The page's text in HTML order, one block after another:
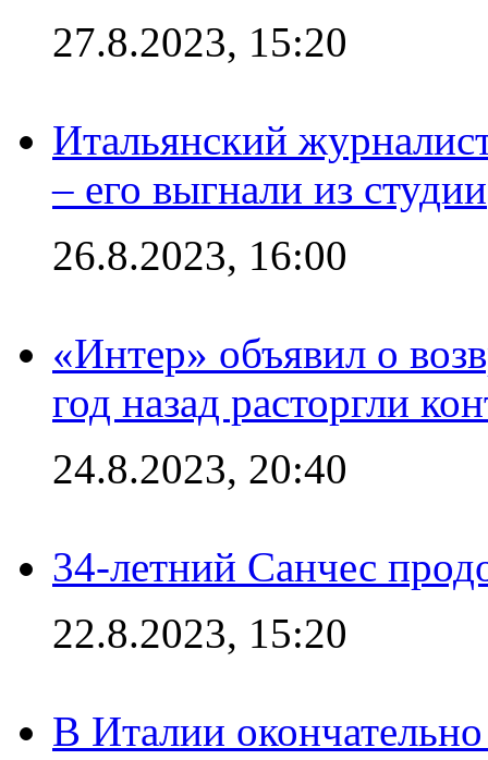
27.8.2023, 15:20
Итальянский
– его выгнали из студии
26.8.2023, 16:00
«Интер» объявил о
год назад расторгли
24.8.2023, 20:40
34-летний Санчес
22.8.2023, 15:20
В Италии